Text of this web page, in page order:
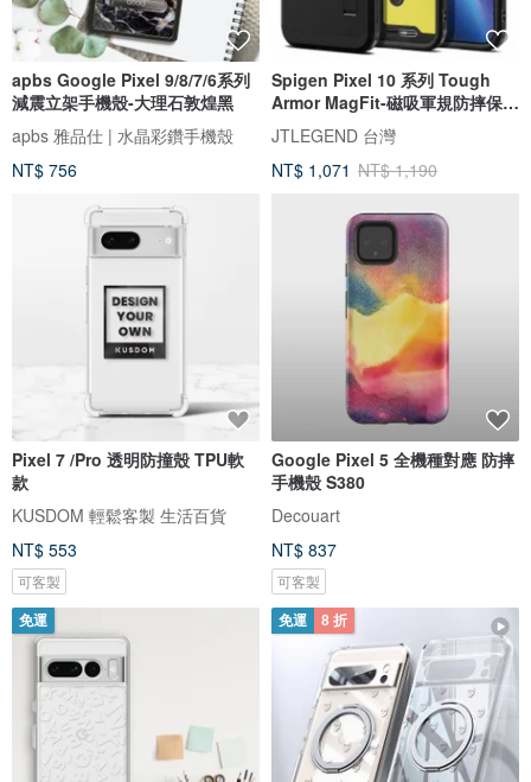
apbs Google Pixel 9/8/7/6系列
減震立架手機殼-大理石敦煌黑
apbs 雅品仕 | 水晶彩鑽手機殼
NT$ 756
Spigen Pixel 10 系列 Tough
Armor MagFit-磁吸軍規防摔保護
殼
JTLEGEND 台灣
NT$ 1,071 NT$ 1,190
Pixel 7 /Pro 透明防撞殼 TPU軟
款
KUSDOM 輕鬆客製 生活百貨
NT$ 553
可客製
Google Pixel 5 全機種對應 防摔
手機殼 S380
Decouart
NT$ 837
可客製
免運 免運 8 折